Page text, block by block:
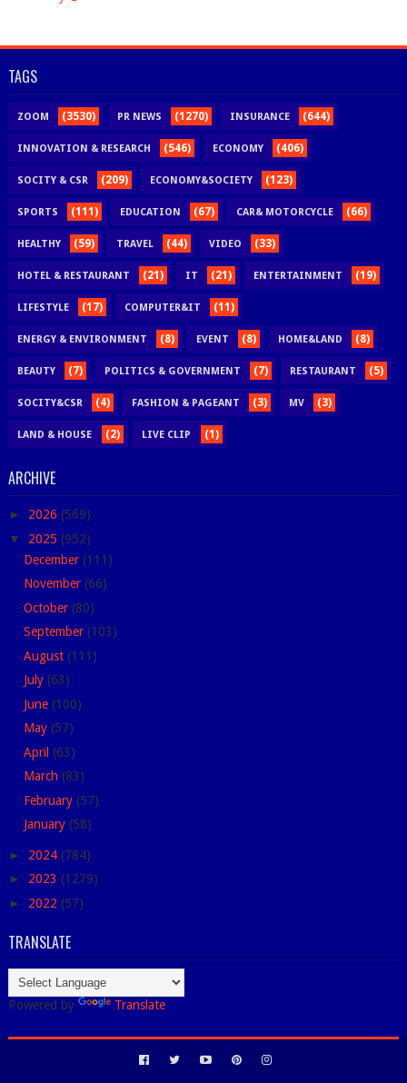
TAGS
ZOOM (3530) PR NEWS (1270) INSURANCE (644)
INNOVATION & RESEARCH (546) ECONOMY (406)
SOCITY & CSR (209) ECONOMY&SOCIETY (123)
SPORTS (111) EDUCATION (67) CAR& MOTORCYCLE (66)
HEALTHY (59) TRAVEL (44) VIDEO (33)
HOTEL & RESTAURANT (21) IT (21) ENTERTAINMENT (19)
LIFESTYLE (17) COMPUTER&IT (11)
ENERGY & ENVIRONMENT (8) EVENT (8) HOME&LAND (8)
BEAUTY (7) POLITICS & GOVERNMENT (7) RESTAURANT (5)
SOCITY&CSR (4) FASHION & PAGEANT (3) MV (3)
LAND & HOUSE (2) LIVE CLIP (1)
ARCHIVE
► 2026 (569)
▼ 2025 (952)
December (111)
November (66)
October (80)
September (103)
August (111)
July (63)
June (100)
May (57)
April (63)
March (83)
February (57)
January (58)
► 2024 (784)
► 2023 (1279)
► 2022 (57)
TRANSLATE
Powered by Translate